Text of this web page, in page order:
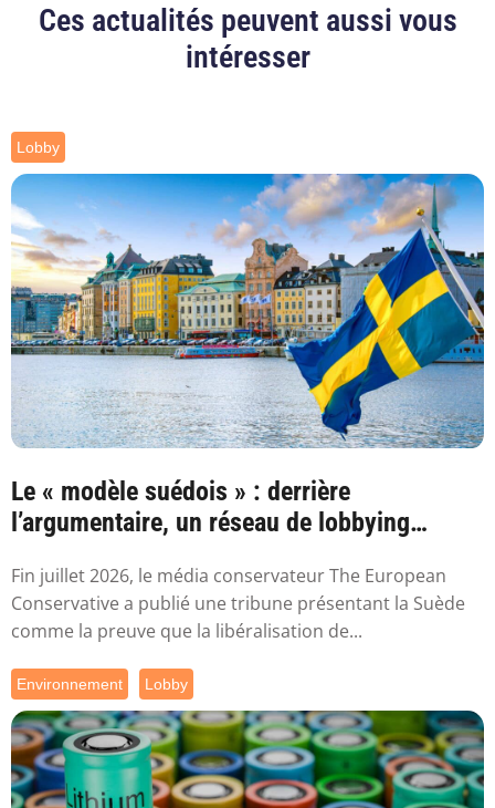
Ces actualités peuvent aussi vous
intéresser
Lobby
Le « modèle suédois » : derrière
l’argumentaire, un réseau de lobbying
Fin juillet 2026, le média conservateur The European
Conservative a publié une tribune présentant la Suède
comme la preuve que la libéralisation de...
Environnement Lobby